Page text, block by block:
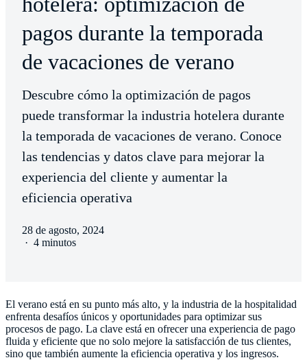
pagos durante la temporada
de vacaciones de verano
Descubre cómo la optimización de pagos
puede transformar la industria hotelera durante
la temporada de vacaciones de verano. Conoce
las tendencias y datos clave para mejorar la
experiencia del cliente y aumentar la
eficiencia operativa
28 de agosto, 2024
· 4 minutos
El verano está en su punto más alto, y la industria de la hospitalidad
enfrenta desafíos únicos y oportunidades para optimizar sus
procesos de pago. La clave está en ofrecer una experiencia de pago
fluida y eficiente que no solo mejore la satisfacción de tus clientes,
sino que también aumente la eficiencia operativa y los ingresos.